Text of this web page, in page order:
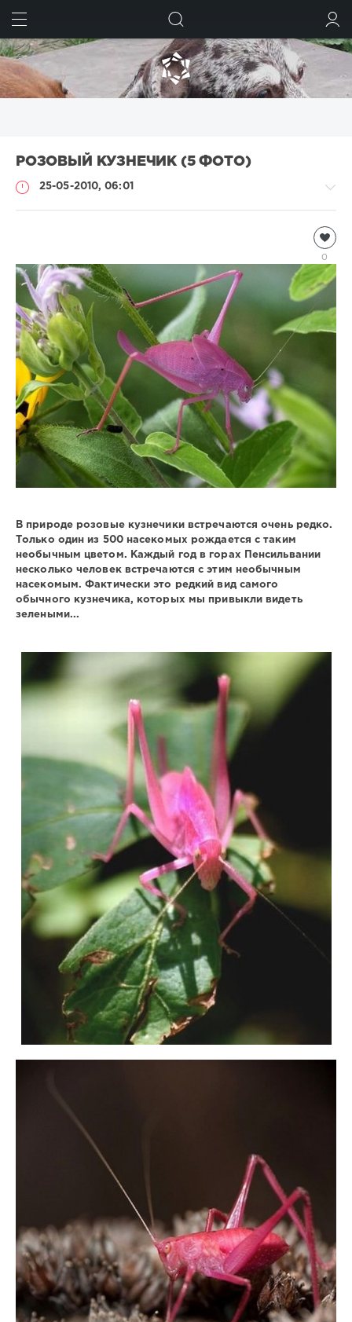
РОЗОВЫЙ КУЗНЕЧИК (5 ФОТО)
25-05-2010, 06:01
4
007
2
0
В природе розовые кузнечики встречаются очень редко.
Только один из 500 насекомых рождается с таким
необычным цветом. Каждый год в горах Пенсильвании
несколько человек встречаются с этим необычным
насекомым. Фактически это редкий вид самого
обычного кузнечика, которых мы привыкли видеть
зелеными...